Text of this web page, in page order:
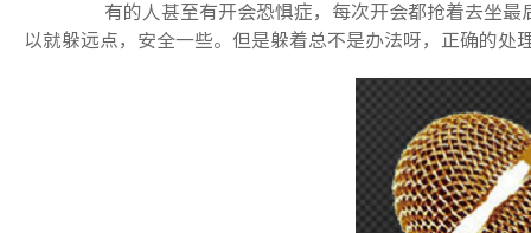
有的人甚至有开会恐惧症，每次开会都抢着去坐最
以就躲远点，安全一些。但是躲着总不是办法呀，正确的